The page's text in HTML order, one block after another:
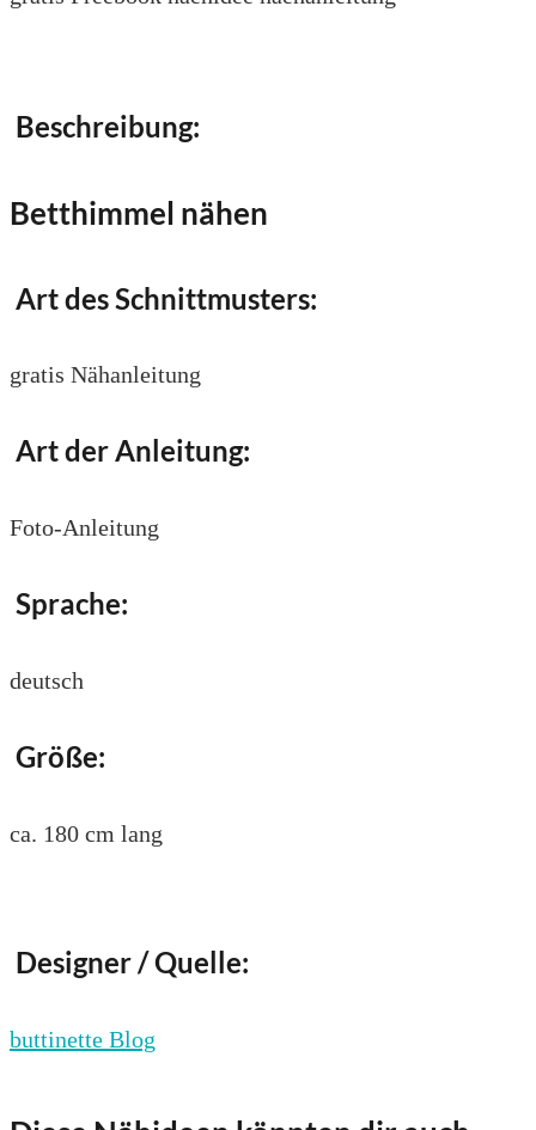
Beschreibung:
Betthimmel nähen
Art des Schnittmusters:
gratis Nähanleitung
Art der Anleitung:
Foto-Anleitung
Sprache:
deutsch
Größe:
ca. 180 cm lang
Designer / Quelle:
buttinette Blog